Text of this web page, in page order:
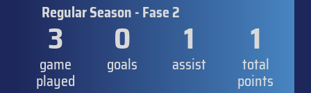
Regular Season - Fase 2
3
game
played
0
goals
1
assist
1
total
points